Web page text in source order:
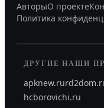
АвторыО проекте
Политика
ДРУГИЕ НАШИ
apknew.ru
hcborovichi.ru